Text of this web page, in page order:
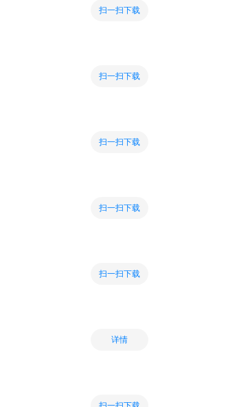
扫一扫下载
扫一扫下载
扫一扫下载
扫一扫下载
扫一扫下载
详情
扫一扫下载